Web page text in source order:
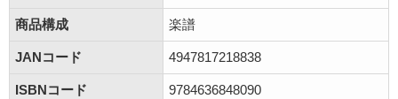
商品構成 楽譜
JANコード 4947817218838
ISBNコード 9784636848090